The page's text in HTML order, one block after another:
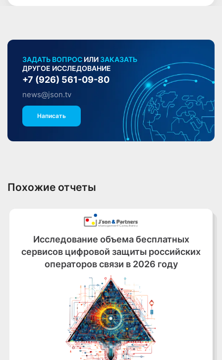
ЗАДАТЬ ВОПРОС ИЛИ ЗАКАЗАТЬ
ДРУГОЕ ИССЛЕДОВАНИЕ
+7 (926) 561-09-80
news@json.tv
Написать
Похожие отчеты
Исследование объема бесплатных
сервисов цифровой защиты российских
операторов связи в 2026 году